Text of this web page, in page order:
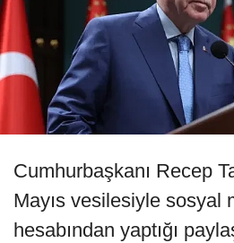
Cumhurbaşkanı Recep
Mayıs vesilesiyle sosyal
hesabından yaptığı